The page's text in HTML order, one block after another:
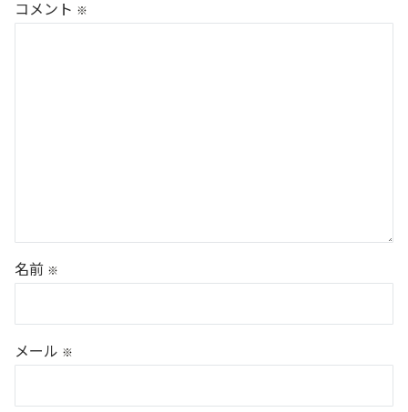
コメント ※
名前 ※
メール ※